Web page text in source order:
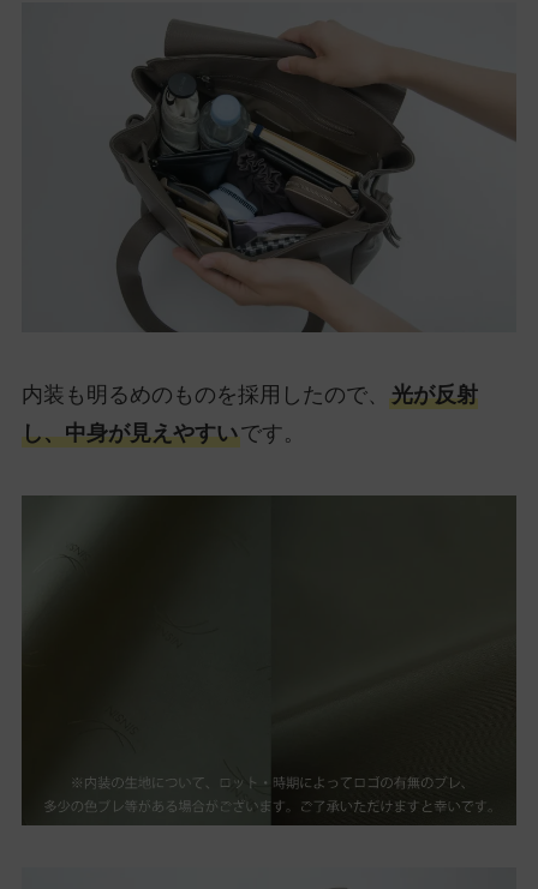
内装も明るめのものを採用したので、 光が反射
し、中身が見えやすいです。